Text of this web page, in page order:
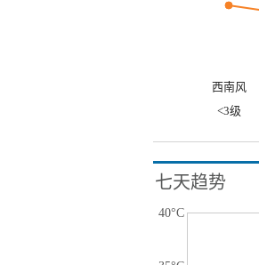
西南风
<3级
七天趋势
40°C